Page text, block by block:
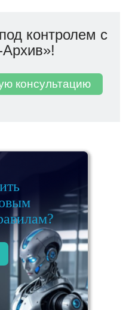
контролем с
консультацию